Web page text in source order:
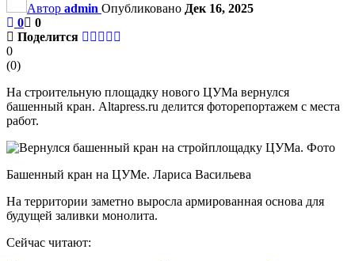
Автор admin Опубликовано Дек 16, 2025
0
0
Поделится
0
(0)
На строительную площадку нового ЦУМа вернулся
башенный кран. Altapress.ru делится фоторепортажем с места
работ.
Башенный кран на ЦУМе. Лариса Васильева
На территории заметно выросла армированная основа для
будущей заливки монолита.
Сейчас читают: